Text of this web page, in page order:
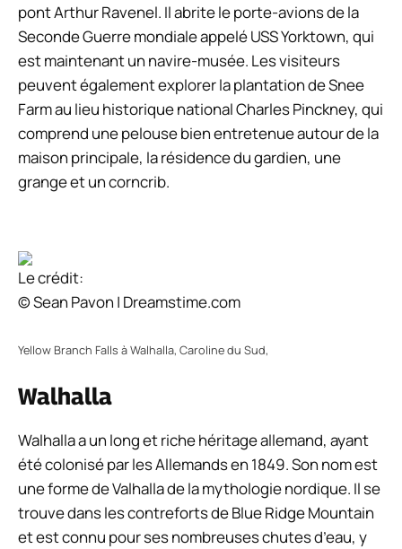
pont Arthur Ravenel. Il abrite le porte-avions de la
Seconde Guerre mondiale appelé USS Yorktown, qui
est maintenant un navire-musée. Les visiteurs
peuvent également explorer la plantation de Snee
Farm au lieu historique national Charles Pinckney, qui
comprend une pelouse bien entretenue autour de la
maison principale, la résidence du gardien, une
grange et un corncrib.
Le crédit:
© Sean Pavon | Dreamstime.com
Yellow Branch Falls à Walhalla, Caroline du Sud,
Walhalla
Walhalla a un long et riche héritage allemand, ayant
été colonisé par les Allemands en 1849. Son nom est
une forme de Valhalla de la mythologie nordique. Il se
trouve dans les contreforts de Blue Ridge Mountain
et est connu pour ses nombreuses chutes d’eau, y